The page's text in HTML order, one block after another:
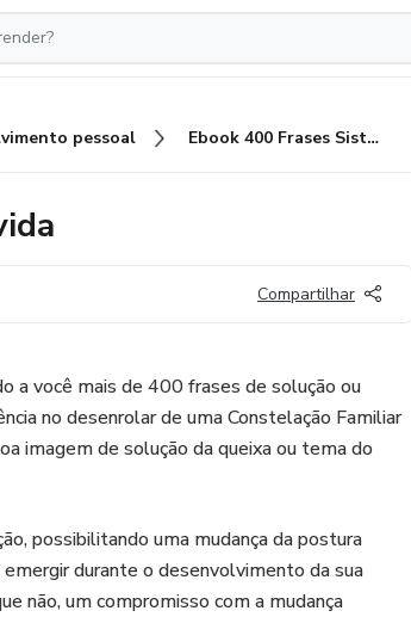
pessoal Ebook 400 Frases Sistêmicas para a vida
Compartilhar
a você mais de 400 frases de solução ou
no desenrolar de uma Constelação Familiar
imagem de solução da queixa ou tema do
possibilitando uma mudança da postura
durante o desenvolvimento da sua
não, um compromisso com a mudança